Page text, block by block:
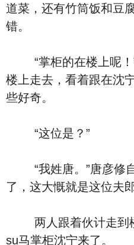
道菜，还有竹筒饭和豆
错。
“掌柜的在楼上呢！”
楼上走去，看着跟在沈
些好奇。
“这位是？”
“我姓唐。”唐彦修自
了，这大慨就是这位夫
两人跟着伙计走到
su马掌柜沈宁来了。